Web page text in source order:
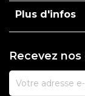
Plus d'infos
Recevez